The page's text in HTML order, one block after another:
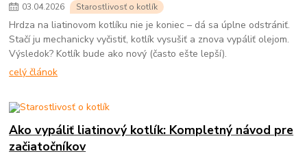
03.04.2026 Starostlivosť o kotlík
Hrdza na liatinovom kotlíku nie je koniec – dá sa úplne odstrániť.
Stačí ju mechanicky vyčistiť, kotlík vysušiť a znova vypáliť olejom.
Výsledok? Kotlík bude ako nový (často ešte lepší).
celý článok
Ako vypáliť liatinový kotlík: Kompletný návod pre
začiatočníkov